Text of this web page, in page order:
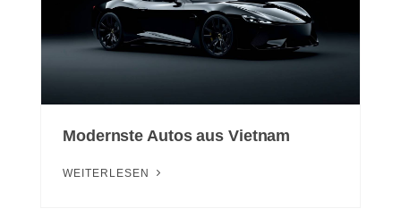
Modernste Autos aus Vietnam
WEITERLESEN